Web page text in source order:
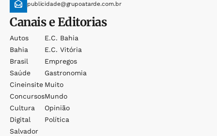
publicidade@grupoatarde.com.br
Canais e Editorias
Autos
Bahia
Brasil
Saúde
Cineinsite
Concursos
Cultura
Digital
Salvador
E.c. Bahia
E.c. Vitória
Empregos
Gastronomia
Muito
Mundo
Opinião
Política